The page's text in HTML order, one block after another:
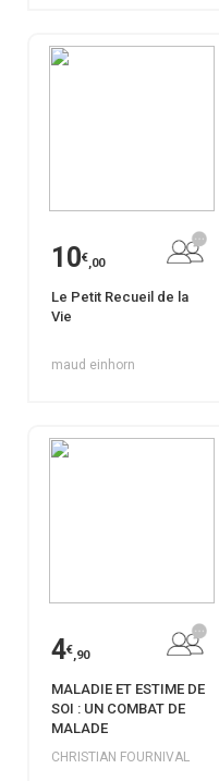
10€,00
Le Petit Recueil de la
Vie
maud einhorn
4€,90
MALADIE ET ESTIME DE
SOI : UN COMBAT DE
MALADE
CHRISTIAN FOURNIVAL